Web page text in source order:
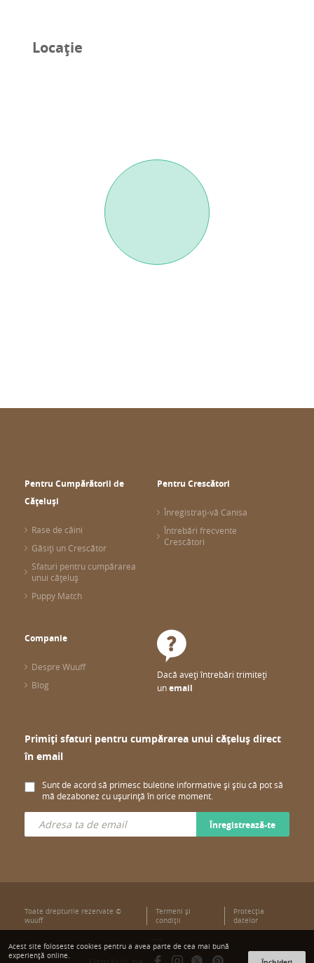
Locație
Pentru Cumpărătorii de
Cățeluși
Rase de câini
Găsiți un Crescător
Sfaturi pentru cumpărarea
unui cățeluș
Puppy Match
Pentru Crescători
Înregistrați-vă Canisa
Întrebări frecvente
Crescători
Companie
Despre Wuuff
Blog
Dacă aveți întrebări trimiteți
unemail
Primiți sfaturi pentru cumpărarea unui cățeluș direct
în email
Sunt de acord să primesc buletine informative și știu că pot să
mă dezabonez cu ușurință în orice moment.
Înregistrează-te
Toate drepturile rezervate ©
wuuff
Termeni şi
condiţii
Protecţia
datelor
Acest site foloseste cookies pentru a avea parte de cea mai bună
experiență online.